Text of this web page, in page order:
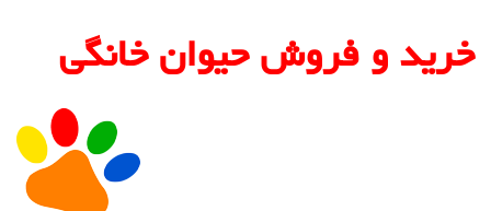
خرید و فروش حیوان خانگی